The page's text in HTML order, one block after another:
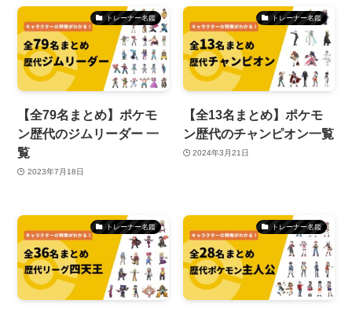
トレーナー名鑑
【全79名まとめ】ポケモ
ン歴代のジムリーダー 一
覧
2023年7月18日
トレーナー名鑑
【全13名まとめ】ポケモ
ン歴代のチャンピオン一覧
2024年3月21日
トレーナー名鑑 トレーナー名鑑